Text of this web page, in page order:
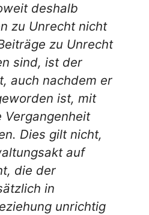
deshalb
zu Unrecht nicht
zu Unrecht
sind, ist der
auch nachdem er
ist, mit
Vergangenheit
Dies gilt nicht,
auf
die der
in
unrichtig